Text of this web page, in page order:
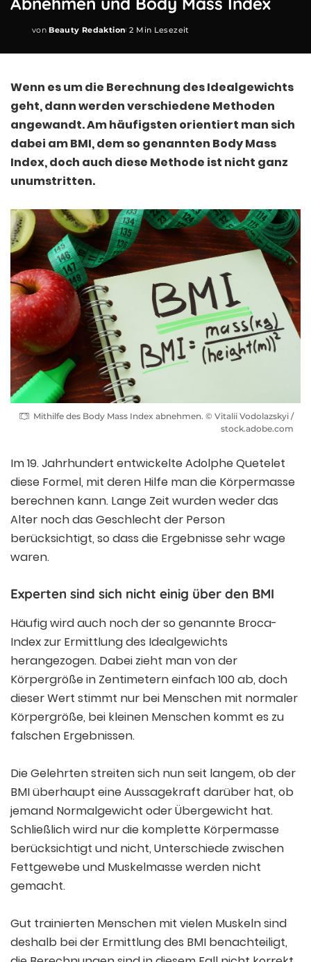
Posted
von Beauty Redaktion 2 Min Lesezeit
Wenn es um die Berechnung des Idealgewichts
geht, dann werden verschiedene Methoden
angewandt. Am häufigsten orientiert man sich
dabei am BMI, dem so genannten Body Mass
Index, doch auch diese Methode ist nicht ganz
unumstritten.
Mithilfe des Body Mass Index abnehmen. © Vitalii Vodolazskyi /
stock.adobe.com
Im 19. Jahrhundert entwickelte Adolphe Quetelet
diese Formel, mit deren Hilfe man die Körpermasse
berechnen kann. Lange Zeit wurden weder das
Alter noch das Geschlecht der Person
berücksichtigt, so dass die Ergebnisse sehr wage
waren.
Experten sind sich nicht einig über den BMI
Häufig wird auch noch der so genannte Broca-
Index zur Ermittlung des Idealgewichts
herangezogen. Dabei zieht man von der
Körpergröße in Zentimetern einfach 100 ab, doch
dieser Wert stimmt nur bei Menschen mit normaler
Körpergröße, bei kleinen Menschen kommt es zu
falschen Ergebnissen.
Die Gelehrten streiten sich nun seit langem, ob der
BMI überhaupt eine Aussagekraft darüber hat, ob
jemand Normalgewicht oder Übergewicht hat.
Schließlich wird nur die komplette Körpermasse
berücksichtigt und nicht, Unterschiede zwischen
Fettgewebe und Muskelmasse werden nicht
gemacht.
Gut trainierten Menschen mit vielen Muskeln sind
deshalb bei der Ermittlung des BMI benachteiligt,